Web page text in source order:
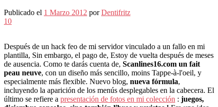
Publicado el 1 Marzo 2012 porDentifritz
10
Después de un hack feo de mi servidor vinculado a un fallo en mi
plantilla, Sin embargo, el pago de, Estoy de vuelta después de meses
de ausencia. Como te darás cuenta de, Scanlines16.com un fait
peau neuve, con un diseño más sencillo, moins Tappe-à-l'oeil, y
especialmente más flexible. Nuevo blog, nueva fórmula,
incluyendo la aparición de los menús desplegables en la cabecera. El
último se refiere a presentación de fotos en mi colección : juegos,